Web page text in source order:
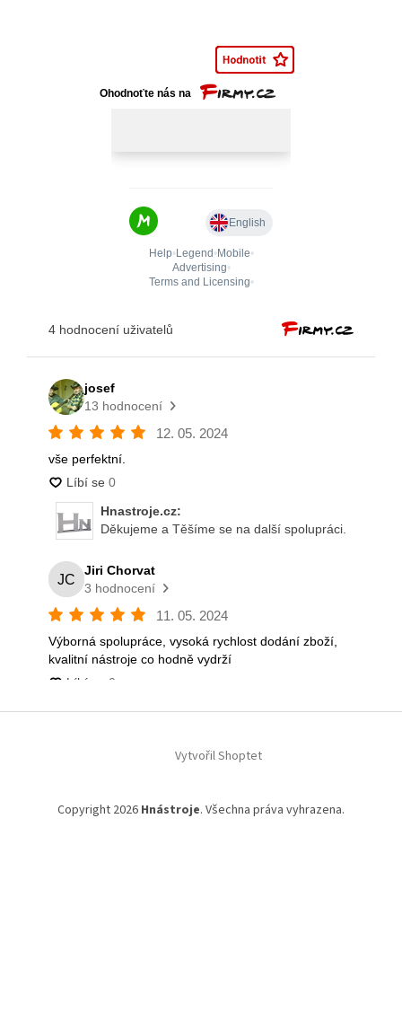
Vytvořil Shoptet
Copyright 2026 Hnástroje. Všechna práva vyhrazena.